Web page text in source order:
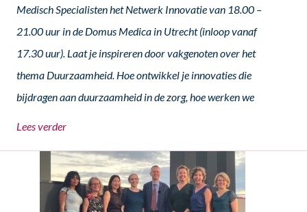
Medisch Specialisten het Netwerk Innovatie van 18.00 –
21.00 uur in de Domus Medica in Utrecht (inloop vanaf
17.30 uur). Laat je inspireren door vakgenoten over het
thema Duurzaamheid. Hoe ontwikkel je innovaties die
bijdragen aan duurzaamheid in de zorg, hoe werken we
Lees verder